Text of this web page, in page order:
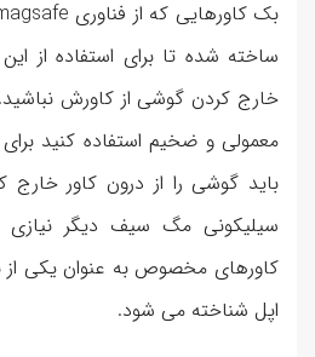
ساخته شده تا برای استفاده از
خارج کردن گوشی از کاورش
معمولی و ضخیم استفاده کنید
باید گوشی را از درون کاور خارج
سیلیکونی مگ سیف دیگر
کاورهای مخصوص به عنوان یکی
اپل شناخته می شود.